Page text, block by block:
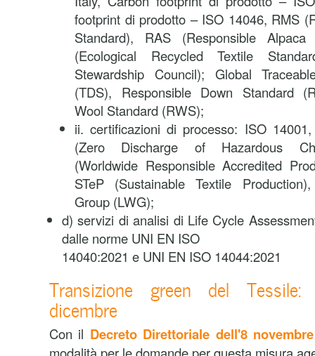
footprint di prodotto – ISO 14046, RMS
Standard), RAS (Responsible Alpaca
(Ecological Recycled Textile
Stewardship Council); Global
(TDS), Responsible Down Standard
Wool Standard (RWS);
ii. certificazioni di processo: ISO
(Zero Discharge of Hazardous
(Worldwide Responsible Accredited
STeP (Sustainable Textile
Group (LWG);
d) servizi di analisi di Life Cycle
dalle norme UNI EN ISO
14040:2021 e UNI EN ISO 14044:2021
Transizione green del Tessile:
dicembre
Con il Decreto Direttoriale dell'8 novembre